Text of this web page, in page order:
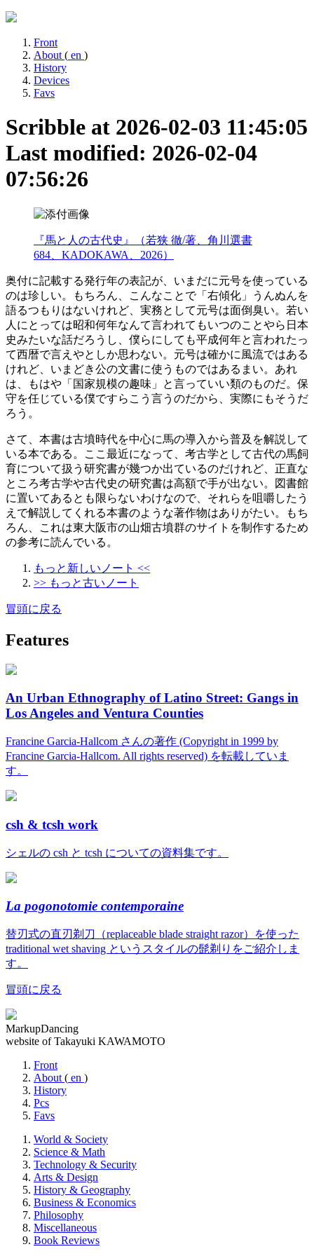
Front
About ( en )
History
Devices
Favs
Scribble at 2026-02-03 11:45:05
Last modified: 2026-02-04
07:56:26
『馬と人の古代史』（若狭 徹/著、角川選書
684、KADOKAWA、2026）
奥付に記載する発行年の表記が、いまだに元号を使っている
のは珍しい。もちろん、こんなことで「右傾化」うんぬんを
語るつもりはないけれど、実務として元号は面倒臭い。若い
人にとっては昭和何年なんて言われてもいつのことやら日本
史みたいな話だろうし、僕らにしても平成何年と言われたっ
て西暦で言えやとしか思わない。元号は確かに風流ではある
けれど、いまどき公の文書に使うものではあるまい。あれ
は、もはや「国家規模の趣味」と言っていい類のものだ。保
守を任じている僕ですらこう言うのだから、実際にもそうだ
ろう。
さて、本書は古墳時代を中心に馬の導入から普及を解説して
いる本である。ここ最近になって、考古学として古代の馬飼
育について扱う研究書が幾つか出ているのだけれど、正直な
ところ考古学や古代史の研究書は高額で手が出ない。図書館
に置いてあるとも限らないわけなので、それらを咀嚼したう
えで解説してくれる本書のような著作物はありがたい。もち
ろん、これは東大阪市の山畑古墳群のサイトを制作するため
の参考に読んでいる。
もっと新しいノート <<
>> もっと古いノート
冒頭に戻る
Features
An Urban Ethnography of Latino Street: Gangs in
Los Angeles and Ventura Counties
Francine Garcia-Hallcom さんの著作 (Copyright in 1999 by
Francine Garcia-Hallcom. All rights reserved) を転載していま
す。
csh & tcsh work
シェルの csh と tcsh についての資料集です。
La pogonotomie contemporaine
替刃式の直刃剃刀（replaceable blade straight razor）を使った
traditional wet shaving というスタイルの髭剃りをご紹介しま
す。
冒頭に戻る
MarkupDancing
website of Takayuki KAWAMOTO
Front
About ( en )
History
Pcs
Favs
World & Society
Science & Math
Technology & Security
Arts & Design
History & Geography
Business & Economics
Philosophy
Miscellaneous
Book Reviews